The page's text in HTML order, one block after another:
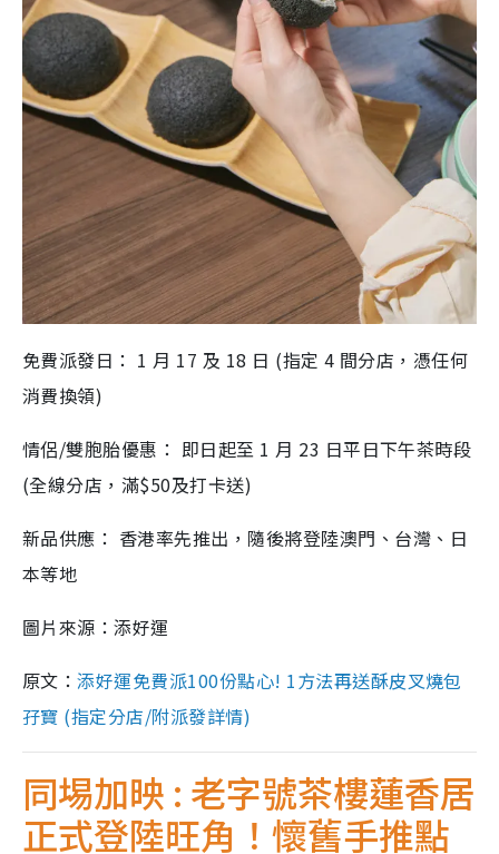
免費派發日： 1 月 17 及 18 日 (指定 4 間分店，憑任何
消費換領)
情侶/雙胞胎優惠： 即日起至 1 月 23 日平日下午茶時段
(全線分店，滿$50及打卡送)
新品供應： 香港率先推出，隨後將登陸澳門、台灣、日
本等地
圖片來源：添好運
原文：添好運免費派100份點心! 1方法再送酥皮叉燒包
孖寶 (指定分店/附派發詳情)
同埸加映 : 老字號茶樓蓮香居
正式登陸旺角！懷舊手推點